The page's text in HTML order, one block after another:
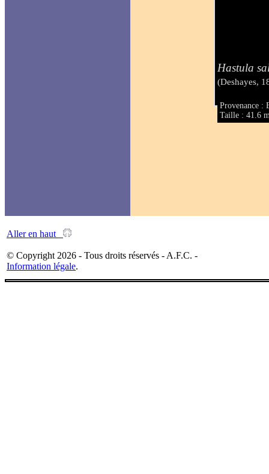
Hastula
(Deshayes,
Provenance :
Taille : 41.6
Aller en haut
© Copyright 2026 - Tous droits réservés - A.F.C. -
Information légale.